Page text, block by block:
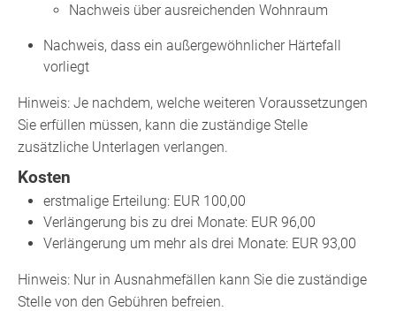
Nachweis über ausreichenden Wohnraum
Nachweis, dass ein außergewöhnlicher Härtefall
vorliegt
Hinweis: Je nachdem, welche weiteren Voraussetzungen
Sie erfüllen müssen, kann die zuständige Stelle
zusätzliche Unterlagen verlangen.
Kosten
erstmalige Erteilung: EUR 100,00
Verlängerung bis zu drei Monate: EUR 96,00
Verlängerung um mehr als drei Monate: EUR 93,00
Hinweis: Nur in Ausnahmefällen kann Sie die zuständige
Stelle von den Gebühren befreien.